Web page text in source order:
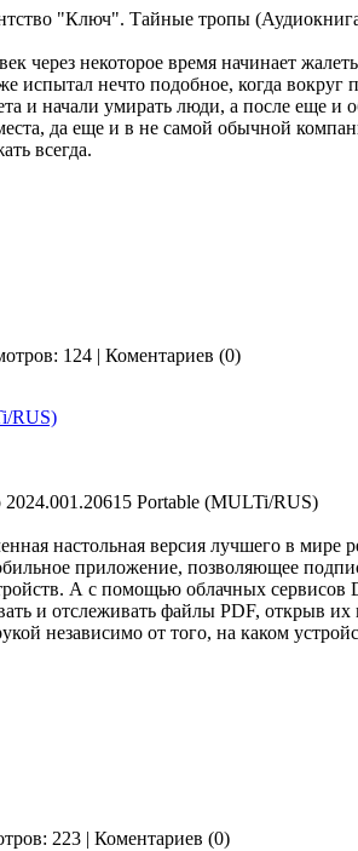
через некоторое время начинает
испытал нечто подобное, когда вокруг
и начали умирать люди, а после еще и
да еще и в не самой обычной
всегда.
124 | Коментариев (0)
RUS)
настольная версия лучшего в мире
приложение, позволяющее
А с помощью облачных сервисов
и отслеживать файлы PDF, открыв их
независимо от того, на каком
223 | Коментариев (0)